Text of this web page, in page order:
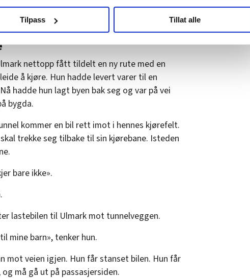
innhold, tilpassede annonser og utarbeide statistikk.
på denne siden.
Tilpass Tillat alle
nettopp fått tildelt en ny rute med en
å kjøre. Hun hadde levert varer til en
hadde hun lagt byen bak seg og var på vei
bygda.
kommer en bil rett imot i hennes kjørefelt.
trekke seg tilbake til sin kjørebane. Isteden
bare ikke».
lastebilen til Ulmark mot tunnelveggen.
mine barn», tenker hun.
mot veien igjen. Hun får stanset bilen. Hun får
må gå ut på passasjersiden.